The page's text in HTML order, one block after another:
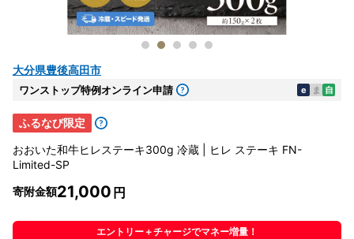
大分県豊後高田市
ワンストップ特例オンライン申請 e ま 自
ふるなび限定
おおいた和牛ヒレステーキ300g 冷蔵 | ヒレ ステーキ FN-
Limited-SP
寄附金額21,000
エントリー＋チャージでマネー増量！